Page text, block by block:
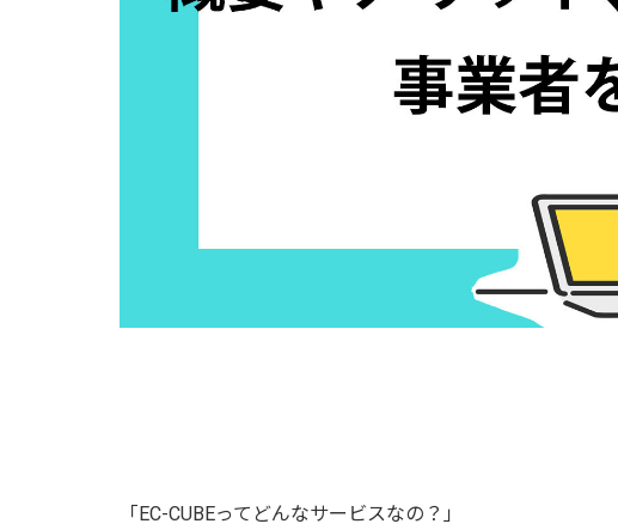
「EC-CUBEってどんなサービスなの？」